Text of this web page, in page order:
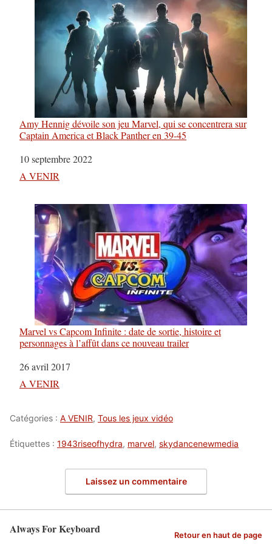
Amy Hennig dévoile son jeu Marvel, qui se concentrera sur
Captain America et Black Panther en 39-45
Date
10 septembre 2022
Par rapport à
A VENIR
Marvel vs Capcom Infinite : date de sortie, histoire et
personnages à l’affût dans ce nouveau trailer
Date
26 avril 2017
Par rapport à
A VENIR
Catégories : A VENIR, Tous les jeux vidéo
Étiquettes : 1943riseofhydra, marvel, skydancenewmedia
Laissez un commentaire
Always For Keyboard Retour en haut de page